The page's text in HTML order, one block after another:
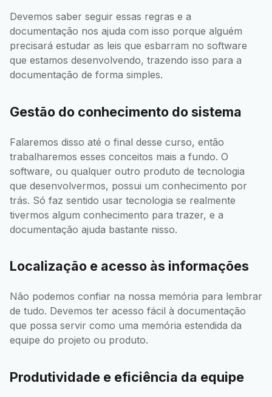
Devemos saber seguir essas regras e a
documentação nos ajuda com isso porque alguém
precisará estudar as leis que esbarram no software
que estamos desenvolvendo, trazendo isso para a
documentação de forma simples.
Gestão do conhecimento do sistema
Falaremos disso até o final desse curso, então
trabalharemos esses conceitos mais a fundo. O
software, ou qualquer outro produto de tecnologia
que desenvolvermos, possui um conhecimento por
trás. Só faz sentido usar tecnologia se realmente
tivermos algum conhecimento para trazer, e a
documentação ajuda bastante nisso.
Localização e acesso às informações
Não podemos confiar na nossa memória para lembrar
de tudo. Devemos ter acesso fácil à documentação
que possa servir como uma memória estendida da
equipe do projeto ou produto.
Produtividade e eficiência da equipe